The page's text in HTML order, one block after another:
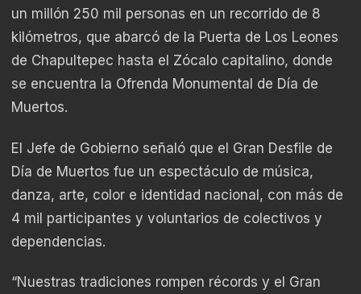
un millón 250 mil personas en un recorrido de 8
kilómetros, que abarcó de la Puerta de Los Leones
de Chapultepec hasta el Zócalo capitalino, donde
se encuentra la Ofrenda Monumental de Día de
Muertos.
El Jefe de Gobierno señaló que el Gran Desfile de
Día de Muertos fue un espectáculo de música,
danza, arte, color e identidad nacional, con más de
4 mil participantes y voluntarios de colectivos y
dependencias.
“Nuestras tradiciones rompen récords y el Gran